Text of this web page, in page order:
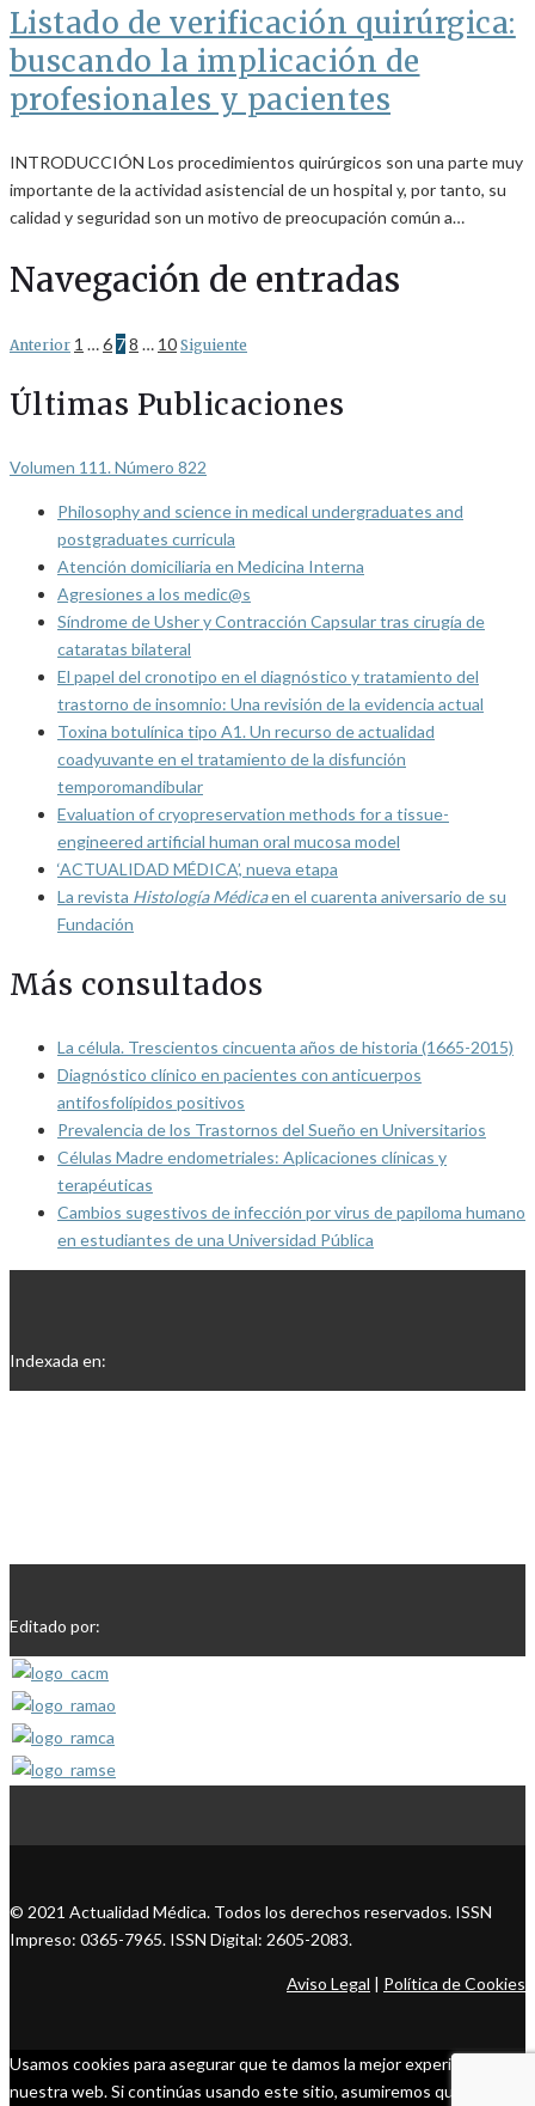
Listado de verificación quirúrgica:
buscando la implicación de
profesionales y pacientes
INTRODUCCIÓN Los procedimientos quirúrgicos son una parte muy
importante de la actividad asistencial de un hospital y, por tanto, su
calidad y seguridad son un motivo de preocupación común a…
Navegación de entradas
Anterior 1 …6 78 … 10 Siguiente
Últimas Publicaciones
Volumen 111. Número 822
Philosophy and science in medical undergraduates and
postgraduates curricula
Atención domiciliaria en Medicina Interna
Agresiones a los medic@s
Síndrome de Usher y Contracción Capsular tras cirugía de
cataratas bilateral
El papel del cronotipo en el diagnóstico y tratamiento del
trastorno de insomnio: Una revisión de la evidencia actual
Toxina botulínica tipo A1. Un recurso de actualidad
coadyuvante en el tratamiento de la disfunción
temporomandibular
Evaluation of cryopreservation methods for a tissue-
engineered artificial human oral mucosa model
‘ACTUALIDAD MÉDICA’, nueva etapa
La revista Histología Médicaen el cuarenta aniversario de su
Fundación
Más consultados
La célula. Trescientos cincuenta años de historia (1665-2015)
Diagnóstico clínico en pacientes con anticuerpos
antifosfolípidos positivos
Prevalencia de los Trastornos del Sueño en Universitarios
Células Madre endometriales: Aplicaciones clínicas y
terapéuticas
Cambios sugestivos de infección por virus de papiloma humano
en estudiantes de una Universidad Pública
Indexada en:
Editado por:
© 2021 Actualidad Médica. Todos los derechos reservados. ISSN
Impreso: 0365-7965. ISSN Digital: 2605-2083.
Aviso Legal | Política de Cookies
Usamos cookies para asegurar que te damos la mejor experiencia en
nuestra web. Si continúas usando este sitio, asumiremos que estás